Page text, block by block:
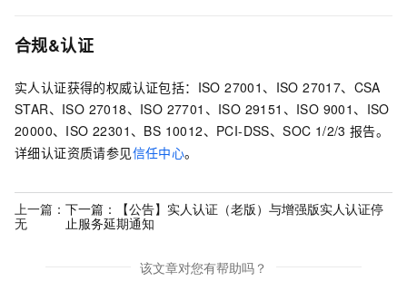
合规&认证
实人认证获得的权威认证包括：ISO 27001、ISO 27017、CSA
STAR、ISO 27018、ISO 27701、ISO 29151、ISO 9001、ISO
20000、ISO 22301、BS 10012、PCI-DSS、SOC 1/2/3 报告。
详细认证资质请参见信任中心。
上一篇：
无
下一篇：
【公告】实人认证（老版）与增强版实人认证停
止服务延期通知
该文章对您有帮助吗？